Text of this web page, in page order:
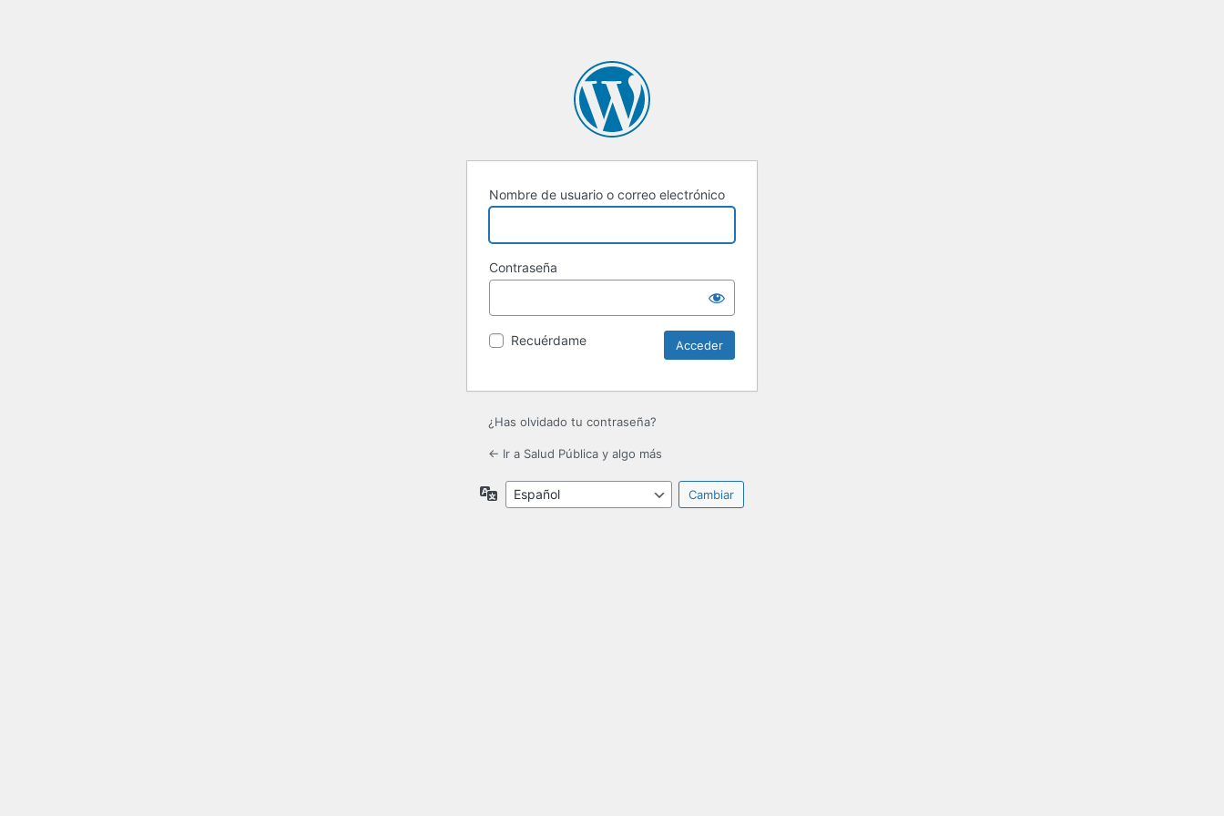
Nombre de usuario o correo electrónico
Contraseña
Recuérdame
¿Has olvidado tu contraseña?
← Ir a Salud Pública y algo más
Idioma